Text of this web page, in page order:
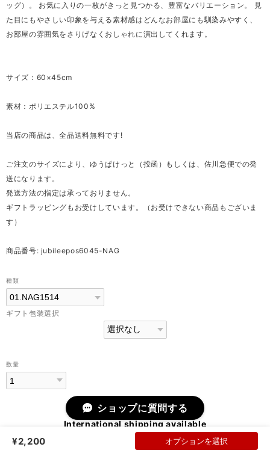
ッグ）。 お気に入りの一枚がきっと見つかる、豊富なバリエーション。 見
た目にもやさしい印象を与える素材感はどんなお部屋にも馴染みやすく、
お部屋の雰囲気をさりげなくおしゃれに演出してくれます。
サイズ：60×45cm
素材：ポリエステル100%
当店の商品は、全品送料無料です!
ご注文のサイズにより、ゆうぱけっと（投函）もしくは、佐川急便での発
送になります。
発送方法の指定は承っておりません。
ギフトラッピングもお受けしています。（お受けできない商品もございま
す）
商品番号: jubileepos6045-NAG
種類
ギフト包装選択
数量
International shipping available
¥2,200 オプションを選択
ショップに質問する